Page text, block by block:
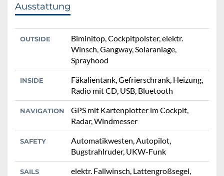
Ausstattung
OUTSIDE
Biminitop, Cockpitpolster, elektr.
Winsch, Gangway, Solaranlage,
Sprayhood
INSIDE
Fäkalientank, Gefrierschrank, Heizung,
Radio mit CD, USB, Bluetooth
NAVIGATION
GPS mit Kartenplotter im Cockpit,
Radar, Windmesser
SAFETY
Automatikwesten, Autopilot,
Bugstrahlruder, UKW-Funk
SAILS
elektr. Fallwinsch, Lattengroßsegel,